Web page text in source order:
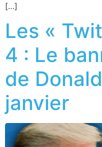
[…]
Les «
4 : Le
de
janvier